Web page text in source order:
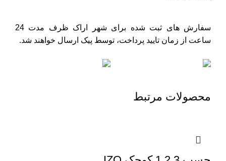
سفارش های ثبت شده برای شهر اراک ظرف مدت 24
ساعت از زمان تایید پرداخت، توسط پیک ارسال خواهند شد.
محصولات مرتبط